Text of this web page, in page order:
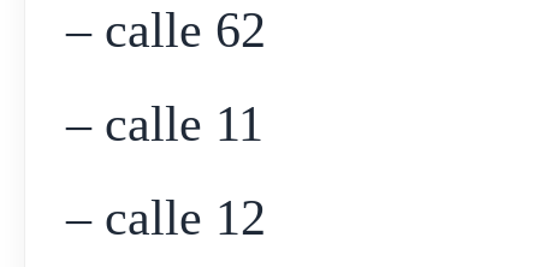
– calle 62
– calle 11
– calle 12